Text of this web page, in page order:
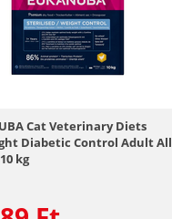
Cat Veterinary Diets
Diabetic Control Adult All
kg